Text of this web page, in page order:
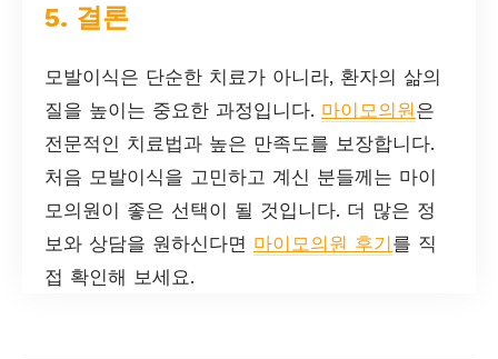
5. 결론
모발이식은 단순한 치료가 아니라, 환자의 삶의
질을 높이는 중요한 과정입니다. 마이모의원은
전문적인 치료법과 높은 만족도를 보장합니다.
처음 모발이식을 고민하고 계신 분들께는 마이
모의원이 좋은 선택이 될 것입니다. 더 많은 정
보와 상담을 원하신다면 마이모의원 후기 를 직
접 확인해 보세요.